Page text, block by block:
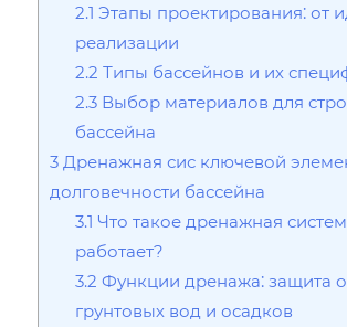
2.1 Этапы проектирования⁚ от
реализации
2.2 Типы бассейнов и их
2.3 Выбор материалов для
бассейна
3 Дренажная сис ключевой
долговечности бассейна
3.1 Что такое дренажная
работает?
3.2 Функции дренажа⁚ защита
грунтовых вод и осадков